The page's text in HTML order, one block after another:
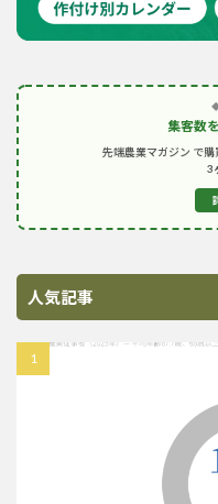
集客数
先端農業マガジン で購
3
人気記事